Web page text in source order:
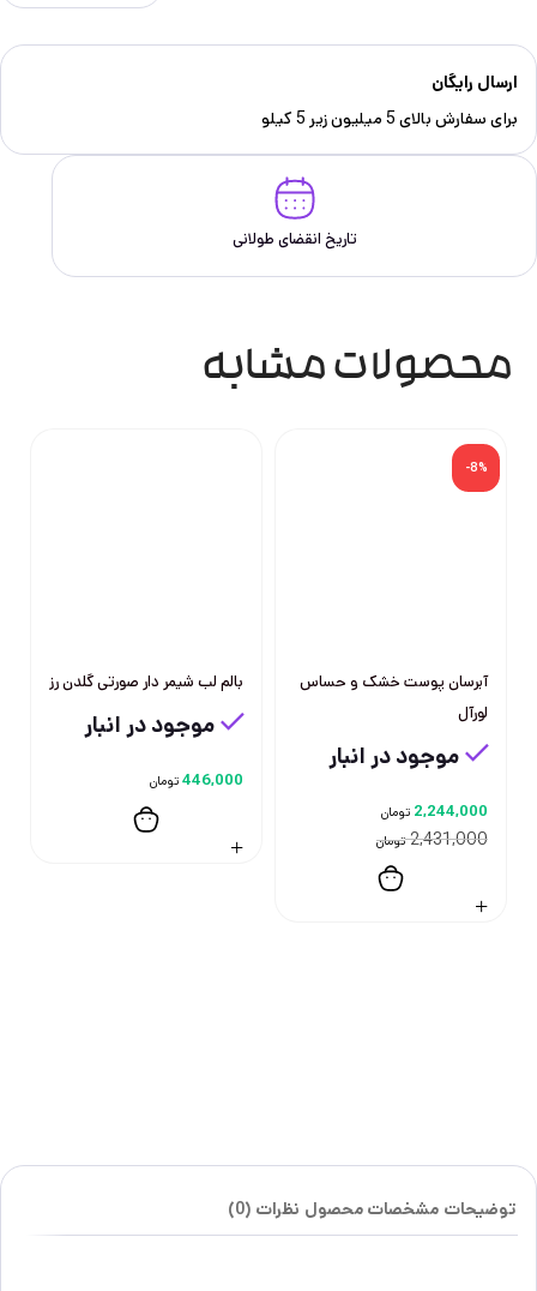
ارسال رایگان
برای سفارش‌ بالای 5 میلیون زیر 5 کیلو
تاریخ انقضای طولانی
محصولات مشابه
-8%
آبرسان پوست خشک و حساس
لورآل
موجود در انبار
2,431,000 تومان
2,244,000 تومان
بالم لب شیمر دار صورتی گلدن رز
موجود در انبار
446,000تومان
توضیحات مشخصات محصول نظرات (0)